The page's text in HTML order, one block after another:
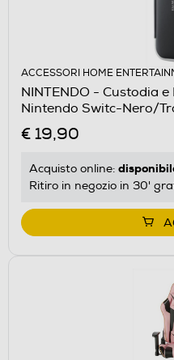
ACCESSORI HOME
NINTENDO - Custodia
Nintendo Switc-Nero/
€ 19,90
Acquisto online:
Ritiro in negozio in 30'